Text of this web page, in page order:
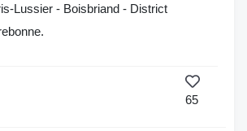
Lussier - Boisbriand - District
65